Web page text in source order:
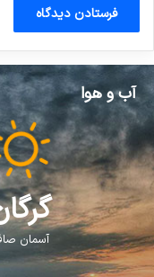
آب و هوا
آسمان